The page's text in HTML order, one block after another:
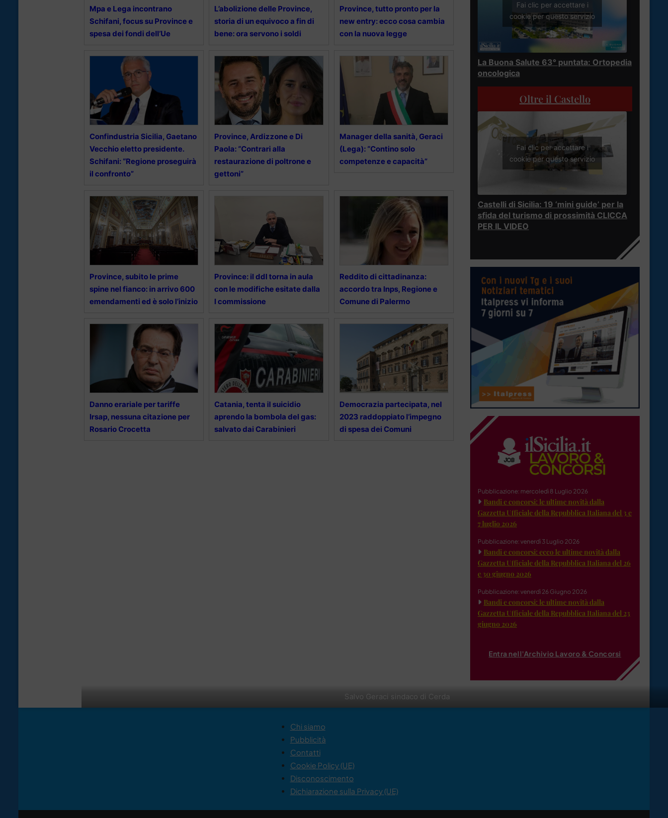
Salvo Geraci sindaco di Cerda
Mpa e Lega incontrano
Schifani, focus su Province e
spesa dei fondi dell’Ue
L’abolizione delle Province,
storia di un equivoco a fin di
bene: ora servono i soldi
Province, tutto pronto per la
new entry: ecco cosa cambia
con la nuova legge
Confindustria Sicilia, Gaetano
Vecchio eletto presidente.
Schifani: “Regione proseguirà
il confronto”
Province, Ardizzone e Di
Paola: “Contrari alla
restaurazione di poltrone e
gettoni”
Manager della sanità, Geraci
(Lega): “Contino solo
competenze e capacità”
Province, subito le prime
spine nel fianco: in arrivo 600
emendamenti ed è solo l’inizio
Province: il ddl torna in aula
con le modifiche esitate dalla
I commissione
Reddito di cittadinanza:
accordo tra Inps, Regione e
Comune di Palermo
Danno erariale per tariffe
Irsap, nessuna citazione per
Rosario Crocetta
Catania, tenta il suicidio
aprendo la bombola del gas:
salvato dai Carabinieri
Democrazia partecipata, nel
2023 raddoppiato l’impegno
di spesa dei Comuni
Fai clic per accettare i
cookie per questo servizio
La Buona Salute 63° puntata: Ortopedia
oncologica
Oltre il Castello
Fai clic per accettare i
cookie per questo servizio
Castelli di Sicilia: 19 ‘mini guide’ per la
sfida del turismo di prossimità CLICCA
PER IL VIDEO
Pubblicazione: mercoledì 8 Luglio 2026
Bandi e concorsi: le ultime novità dalla
Gazzetta Ufficiale della Repubblica Italiana del 3 e
7 luglio 2026
Pubblicazione: venerdì 3 Luglio 2026
Bandi e concorsi: ecco le ultime novità dalla
Gazzetta Ufficiale della Repubblica Italiana del 26
e 30 giugno 2026
Pubblicazione: venerdì 26 Giugno 2026
Bandi e concorsi: le ultime novità dalla
Gazzetta Ufficiale della Repubblica Italiana del 23
giugno 2026
Entra nell'Archivio Lavoro & Concorsi
Chi siamo
Pubblicità
Contatti
Cookie Policy (UE)
Disconoscimento
Dichiarazione sulla Privacy (UE)